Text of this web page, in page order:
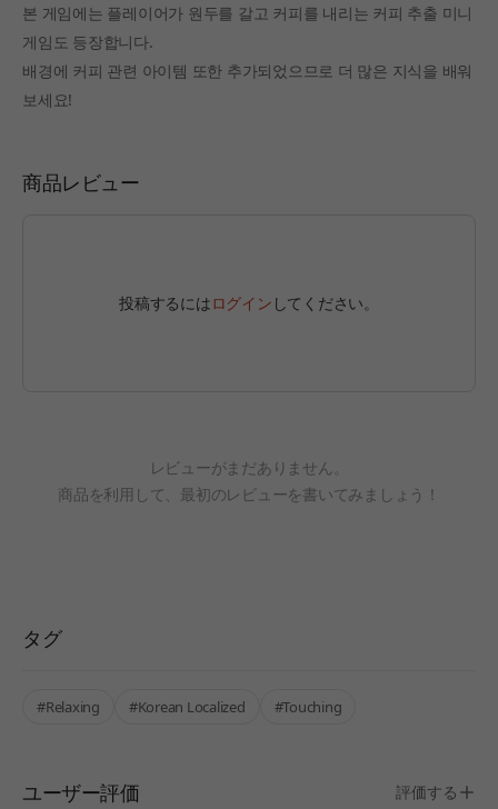
본 게임에는 플레이어가 원두를 갈고 커피를 내리는 커피 추출 미니
게임도 등장합니다.
배경에 커피 관련 아이템 또한 추가되었으므로 더 많은 지식을 배워
보세요!
商品レビュー
投稿するにはログイン してください。
レビューがまだありません。
商品を利用して、最初のレビューを書いてみましょう！
タグ
#Relaxing #Korean Localized #Touching
ユーザー評価 評価する